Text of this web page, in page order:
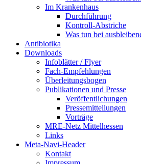
Im Krankenhaus
Durchführung
Kontroll-Abstriche
Was tun bei
Antibiotika
Downloads
Infoblätter / Flyer
Fach-Empfehlungen
Überleitungsbogen
Publikationen und Presse
Veröffentlichungen
Pressemitteilungen
Vorträge
MRE-Netz Mittelhessen
Links
Meta-Navi-Header
Kontakt